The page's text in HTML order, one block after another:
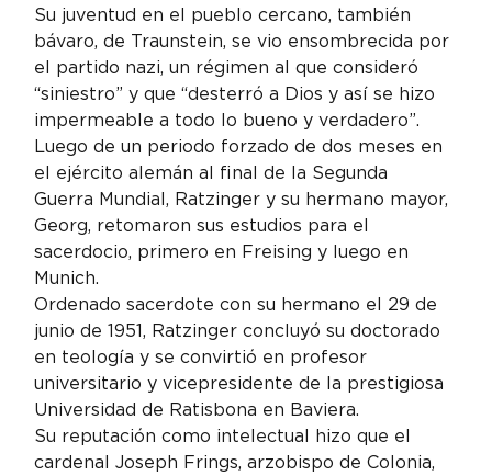
Su juventud en el pueblo cercano, también
bávaro, de Traunstein, se vio ensombrecida por
el partido nazi, un régimen al que consideró
“siniestro” y que “desterró a Dios y así se hizo
impermeable a todo lo bueno y verdadero”.
Luego de un periodo forzado de dos meses en
el ejército alemán al final de la Segunda
Guerra Mundial, Ratzinger y su hermano mayor,
Georg, retomaron sus estudios para el
sacerdocio, primero en Freising y luego en
Munich.
Ordenado sacerdote con su hermano el 29 de
junio de 1951, Ratzinger concluyó su doctorado
en teología y se convirtió en profesor
universitario y vicepresidente de la prestigiosa
Universidad de Ratisbona en Baviera.
Su reputación como intelectual hizo que el
cardenal Joseph Frings, arzobispo de Colonia,